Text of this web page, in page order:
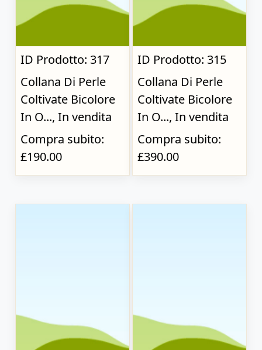
ID Prodotto: 317
Collana Di Perle
Coltivate Bicolore
In O..., In vendita
Compra subito:
£190.00
ID Prodotto: 315
Collana Di Perle
Coltivate Bicolore
In O..., In vendita
Compra subito:
£390.00